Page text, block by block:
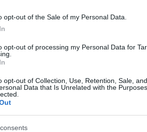
opt-out of the Sale of my Personal Data.
opt-out of processing my Personal Data for
opt-out of Collection, Use, Retention, Sale,
Data that Is Unrelated with the
vakcina politikai kultúra modernitás
koronavírus
volt olyan bizonytalan hely, mint manapság,
és a régi világmagyarázatok kivétel
A politikai hatalom ezt felismerve igyekszik
működő” világ látszatát.